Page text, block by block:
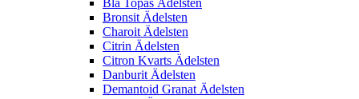
Blå Topas Ädelsten
Bronsit Ädelsten
Charoit Ädelsten
Citrin Ädelsten
Citron Kvarts Ädelsten
Danburit Ädelsten
Demantoid Granat Ädelsten